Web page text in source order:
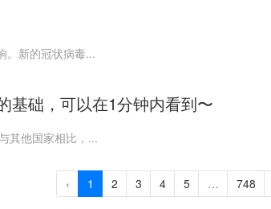
。新的冠状病毒...
基础，可以在1分钟内看到〜
其他国家相比，...
‹ 1 2 3 4 5 … 748